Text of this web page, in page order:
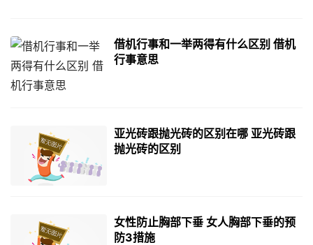
借机行事和一举两得有什么区别 借机
行事意思
亚光砖跟抛光砖的区别在哪 亚光砖跟
抛光砖的区别
女性防止胸部下垂 女人胸部下垂的预
防3措施